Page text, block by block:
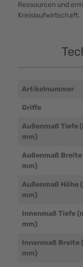
Ressourcen und
Kreislaufwirtschaft.
Artikelnummer
Griffe
Außenmaß Tiefe
mm)
Außenmaß Breite
mm)
Außenmaß Höhe
mm)
Innenmaß Tiefe
mm)
Innenmaß Breite
mm)